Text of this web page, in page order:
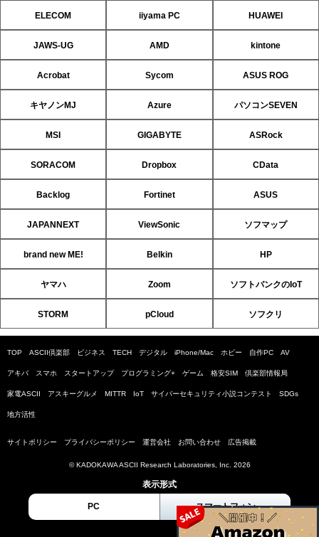
ELECOM iiyama PC HUAWEI
JAWS-UG AMD kintone
Acrobat Sycom ASUS ROG
キヤノンMJ Azure パソコンSEVEN
MSI GIGABYTE ASRock
SORACOM Dropbox CData
Backlog Fortinet ASUS
JAPANNEXT ViewSonic ソフマップ
brand new ME! Belkin HP
ヤマハ Zoom ソフトバンクのIoT
STORM pCloud ソフクリ
TOP ASCII倶楽部 ビジネス TECH デジタル iPhone/Mac ホビー 自作PC AV
アキバ スマホ スタートアップ プログラミング+ ゲーム 格安SIM 倶楽部情報局
家電ASCII アスキーグルメ MITTR IoT サイバーセキュリティ小説コンテスト SDGs
地方活性
サイトポリシー プライバシーポリシー 運営会社 お問い合わせ 広告掲載
© KADOKAWA ASCII Research Laboratories, Inc. 2026
表示形式
PC スマートフォン